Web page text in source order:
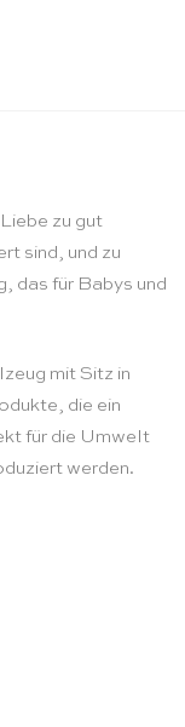
zu gut
sind, und zu
das für Babys und
mit Sitz in
die ein
für die Umwelt
werden.